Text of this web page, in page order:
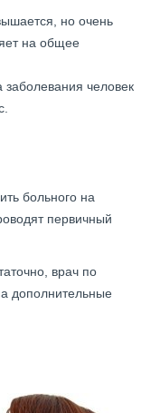
но очень
на общее
заболевания человек
больного на
первичный
врач по
дополнительные